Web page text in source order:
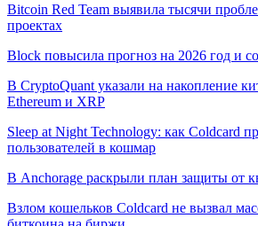
Bitcoin Red Team выявила тысячи
проектах
Block повысила прогноз на 2026 год и
В CryptoQuant указали на накопление
Ethereum и XRP
Sleep at Night Technology: как Coldcard
пользователей в кошмар
В Anchorage раскрыли план защиты от
Взлом кошельков Coldcard не вызвал